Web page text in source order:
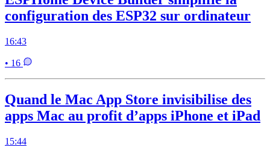
configuration des ESP32 sur ordinateur
16:43
• 16
Quand le Mac App Store invisibilise des
apps Mac au profit d’apps iPhone et iPad
15:44